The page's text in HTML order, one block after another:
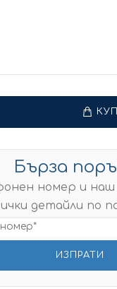
Бърза
номер и
детайли по